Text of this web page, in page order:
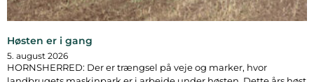
Høsten er i gang
5. august 2026
HORNSHERRED: Der er trængsel på veje og marker, hvor